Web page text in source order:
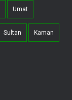
Umat
Sultan Kaman